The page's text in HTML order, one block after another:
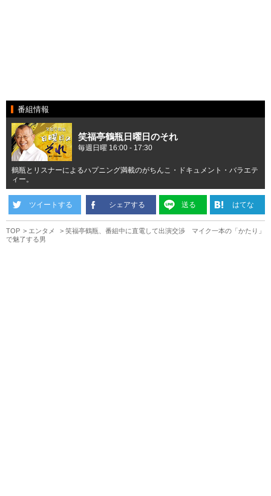
番組情報
笑福亭鶴瓶日曜日のそれ
毎週日曜 16:00 - 17:30
鶴瓶とリスナーによるハプニング満載のがちんこ・ドキュメント・バラエテ
ィー。
ツイートする シェアする 送る はてな
TOP エンタメ
笑福亭鶴瓶、番組中に直電して出演交渉 マイク一本の「かたり」
で魅了する男